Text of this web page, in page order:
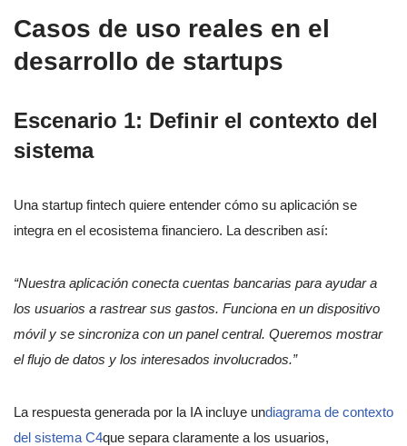
Casos de uso reales en el
desarrollo de startups
Escenario 1: Definir el contexto del
sistema
Una startup fintech quiere entender cómo su aplicación se
integra en el ecosistema financiero. La describen así:
“Nuestra aplicación conecta cuentas bancarias para ayudar a
los usuarios a rastrear sus gastos. Funciona en un dispositivo
móvil y se sincroniza con un panel central. Queremos mostrar
el flujo de datos y los interesados involucrados.”
La respuesta generada por la IA incluye undiagrama de contexto
del sistema C4que separa claramente a los usuarios,